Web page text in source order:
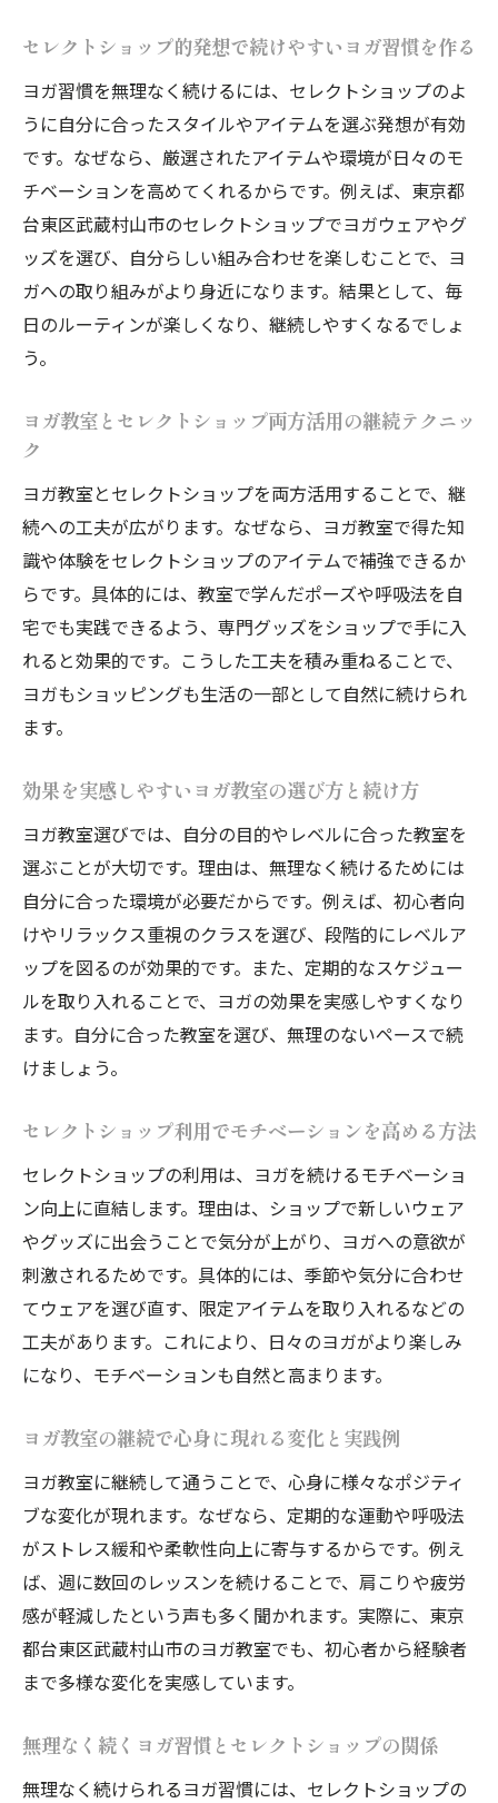
セレクトショップ的発想で続けやすいヨガ習慣を作る
ヨガ習慣を無理なく続けるには、セレクトショップのよ
うに自分に合ったスタイルやアイテムを選ぶ発想が有効
です。なぜなら、厳選されたアイテムや環境が日々のモ
チベーションを高めてくれるからです。例えば、東京都
台東区武蔵村山市のセレクトショップでヨガウェアやグ
ッズを選び、自分らしい組み合わせを楽しむことで、ヨ
ガへの取り組みがより身近になります。結果として、毎
日のルーティンが楽しくなり、継続しやすくなるでしょ
う。
ヨガ教室とセレクトショップ両方活用の継続テクニッ
ク
ヨガ教室とセレクトショップを両方活用することで、継
続への工夫が広がります。なぜなら、ヨガ教室で得た知
識や体験をセレクトショップのアイテムで補強できるか
らです。具体的には、教室で学んだポーズや呼吸法を自
宅でも実践できるよう、専門グッズをショップで手に入
れると効果的です。こうした工夫を積み重ねることで、
ヨガもショッピングも生活の一部として自然に続けられ
ます。
効果を実感しやすいヨガ教室の選び方と続け方
ヨガ教室選びでは、自分の目的やレベルに合った教室を
選ぶことが大切です。理由は、無理なく続けるためには
自分に合った環境が必要だからです。例えば、初心者向
けやリラックス重視のクラスを選び、段階的にレベルア
ップを図るのが効果的です。また、定期的なスケジュー
ルを取り入れることで、ヨガの効果を実感しやすくなり
ます。自分に合った教室を選び、無理のないペースで続
けましょう。
セレクトショップ利用でモチベーションを高める方法
セレクトショップの利用は、ヨガを続けるモチベーショ
ン向上に直結します。理由は、ショップで新しいウェア
やグッズに出会うことで気分が上がり、ヨガへの意欲が
刺激されるためです。具体的には、季節や気分に合わせ
てウェアを選び直す、限定アイテムを取り入れるなどの
工夫があります。これにより、日々のヨガがより楽しみ
になり、モチベーションも自然と高まります。
ヨガ教室の継続で心身に現れる変化と実践例
ヨガ教室に継続して通うことで、心身に様々なポジティ
ブな変化が現れます。なぜなら、定期的な運動や呼吸法
がストレス緩和や柔軟性向上に寄与するからです。例え
ば、週に数回のレッスンを続けることで、肩こりや疲労
感が軽減したという声も多く聞かれます。実際に、東京
都台東区武蔵村山市のヨガ教室でも、初心者から経験者
まで多様な変化を実感しています。
無理なく続くヨガ習慣とセレクトショップの関係
無理なく続けられるヨガ習慣には、セレクトショップの